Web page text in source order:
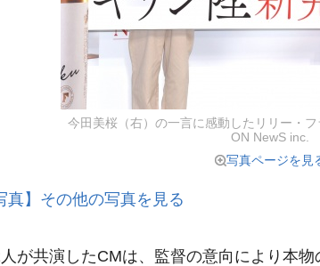
今田美桜（右）の一言に感動したリリー・
ON NewS inc.
写真ページを見
真】その他の写真を見る
が共演したCMは、監督の意向により本物